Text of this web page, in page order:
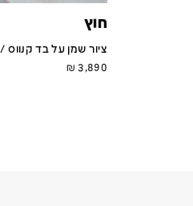
חוץ
ציור שמן על בד קנווס / 90x70 ס''מ
3,890
₪